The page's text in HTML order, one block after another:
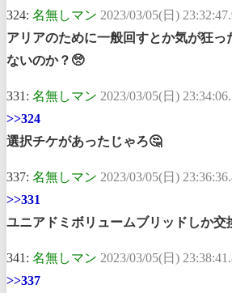
324: 名無しマン 2023/03/05(日)
アリアのために一般回すとか気が狂っ
ないのか？🥺
331: 名無しマン 2023/03/05(日)
>>324
選択チケがあったじゃろ🤔
337: 名無しマン 2023/03/05(日)
>>331
ユニアドミボリュームブリッドしか交
341: 名無しマン 2023/03/05(日)
>>337